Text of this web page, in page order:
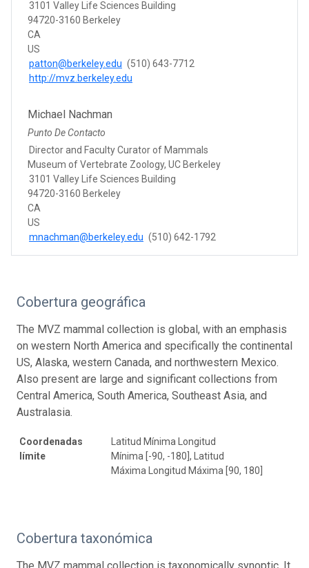
3101 Valley Life Sciences Building
94720-3160 Berkeley
CA
US
patton@berkeley.edu (510) 643-7712
http://mvz.berkeley.edu
Michael Nachman
Punto De Contacto
Director and Faculty Curator of Mammals
Museum of Vertebrate Zoology, UC Berkeley
3101 Valley Life Sciences Building
94720-3160 Berkeley
CA
US
mnachman@berkeley.edu (510) 642-1792
Cobertura geográfica
The MVZ mammal collection is global, with an emphasis
on western North America and specifically the continental
US, Alaska, western Canada, and northwestern Mexico.
Also present are large and significant collections from
Central America, South America, Southeast Asia, and
Australasia.
Coordenadas
límite
Latitud Mínima Longitud
Mínima [-90, -180], Latitud
Máxima Longitud Máxima [90, 180]
Cobertura taxonómica